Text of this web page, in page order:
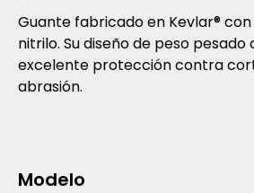
Guante fabricado en Kevlar®
nitrilo. Su diseño de peso
excelente protección contra
abrasión.
Modelo